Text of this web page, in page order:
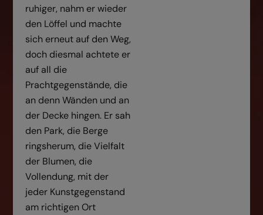
ruhiger, nahm er wieder
den Löffel und machte
sich erneut auf den Weg,
doch diesmal achtete er
auf all die
Prachtgegenstände, die
an denn Wänden und an
der Decke hingen. Er sah
den Park, die Berge
ringsherum, die Vielfalt
der Blumen, die
Vollendung, mit der
jeder Kunstgegenstand
am richtigen Ort